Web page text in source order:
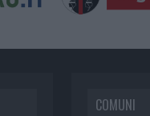
COMUNI